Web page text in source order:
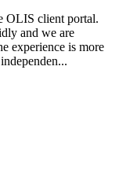
OLIS client portal.
and we are
experience is more